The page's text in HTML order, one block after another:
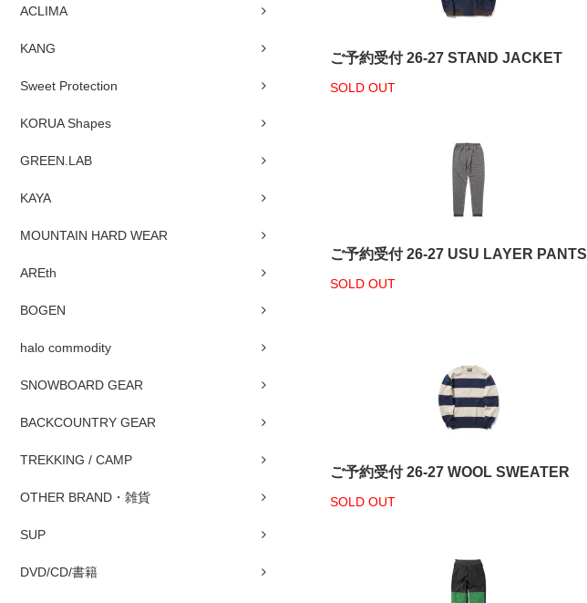
ACLIMA
KANG
Sweet Protection
KORUA Shapes
GREEN.LAB
KAYA
MOUNTAIN HARD WEAR
AREth
BOGEN
halo commodity
SNOWBOARD GEAR
BACKCOUNTRY GEAR
TREKKING / CAMP
OTHER BRAND・雑貨
SUP
DVD/CD/書籍
ご予約受付 26-27 STAND JACKET
SOLD OUT
ご予約受付 26-27 USU LAYER PANTS
SOLD OUT
ご予約受付 26-27 WOOL SWEATER
SOLD OUT